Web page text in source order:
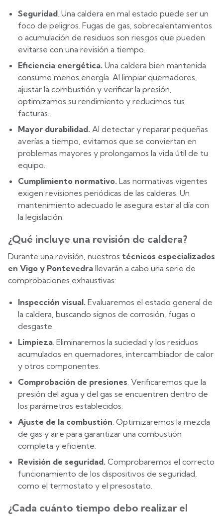
Seguridad . Una caldera en mal estado puede ser un
foco de peligros. Fugas de gas, sobrecalentamientos
o acumulación de residuos son riesgos que pueden
evitarse con una revisión a tiempo.
Eficiencia energética. Una caldera bien mantenida
consume menos energía. Al limpiar quemadores,
ajustar la combustión y verificar la presión,
optimizamos su rendimiento y reducimos tus
facturas.
Mayor durabilidad. Al detectar y reparar pequeñas
averías a tiempo, evitamos que se conviertan en
problemas mayores y prolongamos la vida útil de tu
equipo.
Cumplimiento normativo. Las normativas vigentes
exigen revisiones periódicas de las calderas. Un
mantenimiento adecuado le asegura estar al día con
la legislación.
¿Qué incluye una revisión de caldera?
Durante una revisión, nuestros técnicos especializados
en Vigo y Pontevedra llevarán a cabo una serie de
comprobaciones exhaustivas:
Inspección visual. Evaluaremos el estado general de
la caldera, buscando signos de corrosión, fugas o
desgaste.
Limpieza . Eliminaremos la suciedad y los residuos
acumulados en quemadores, intercambiador de calor
y otros componentes.
Comprobación de presiones . Verificaremos que la
presión del agua y del gas se encuentren dentro de
los parámetros establecidos.
Ajuste de la combustión . Optimizaremos la mezcla
de gas y aire para garantizar una combustión
completa y eficiente.
Revisión de seguridad. Comprobaremos el correcto
funcionamiento de los dispositivos de seguridad,
como el termostato y el presostato.
¿Cada cuánto tiempo debo realizar el